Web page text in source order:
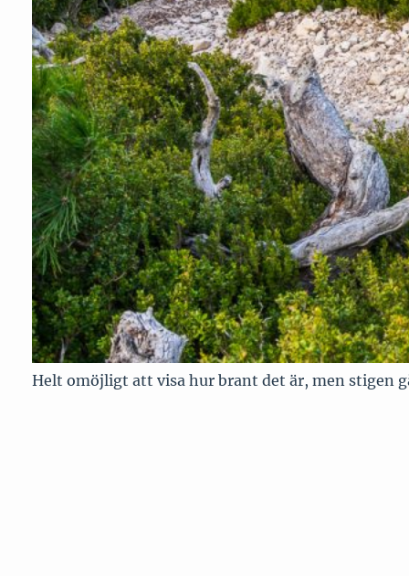
Helt omöjligt att visa hur brant det är, men stigen